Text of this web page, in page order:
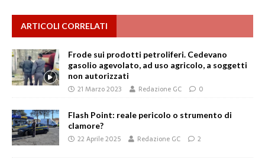
ARTICOLI CORRELATI
Frode sui prodotti petroliferi. Cedevano
gasolio agevolato, ad uso agricolo, a soggetti
non autorizzati
21 Marzo 2023 Redazione GC 0
Flash Point: reale pericolo o strumento di
clamore?
22 Aprile 2025 Redazione GC 2